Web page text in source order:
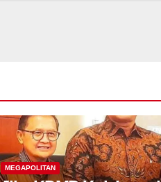
MEGAPOLITAN